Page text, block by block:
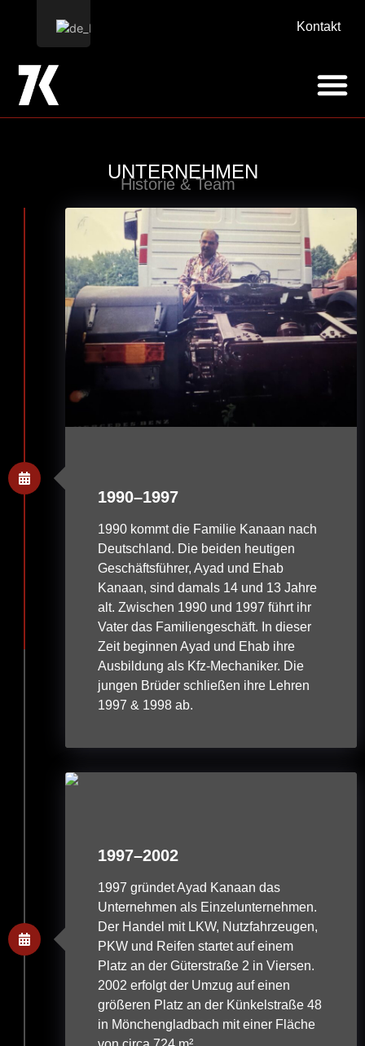
Kontakt
UNTERNEHMEN
Historie & Team
1990–1997
1990 kommt die Familie Kanaan nach
Deutschland. Die beiden heutigen
Geschäftsführer, Ayad und Ehab
Kanaan, sind damals 14 und 13 Jahre
alt. Zwischen 1990 und 1997 führt ihr
Vater das Familiengeschäft. In dieser
Zeit beginnen Ayad und Ehab ihre
Ausbildung als Kfz-Mechaniker. Die
jungen Brüder schließen ihre Lehren
1997 & 1998 ab.
1997–2002
1997 gründet Ayad Kanaan das
Unternehmen als Einzelunternehmen.
Der Handel mit LKW, Nutzfahrzeugen,
PKW und Reifen startet auf einem
Platz an der Güterstraße 2 in Viersen.
2002 erfolgt der Umzug auf einen
größeren Platz an der Künkelstraße 48
in Mönchengladbach mit einer Fläche